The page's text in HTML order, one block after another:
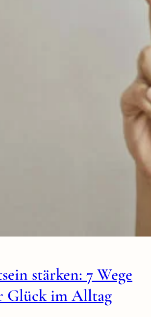
stärken: 7 Wege
Glück im Alltag